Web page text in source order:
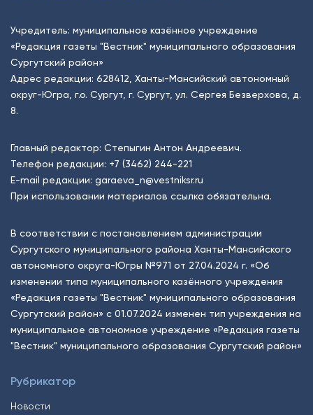
Учредитель: муниципальное казённое учреждение
«Редакция газеты "Вестник" муниципального образования
Сургутский район»
Адрес редакции: 628412, Ханты-Мансийский автономный
округ-Югра, г.о. Сургут, г. Сургут, ул. Сергея Безверхова, д.
8.
Главный редактор: Степыгин Антон Андреевич.
Телефон редакции: +7 (3462) 244-221
E-mail редакции: garaeva_n@vestniksr.ru
При использовании материалов ссылка обязательна.
В соответствии с постановлением администрации
Сургутского муниципального района Ханты-Мансийского
автономного округа-Югры №971 от 27.04.2024 г. «Об
изменении типа муниципального казённого учреждения
«Редакция газеты "Вестник" муниципального образования
Сургутский район» с 01.07.2024 изменен тип учреждения на
муниципальное автономное учреждение «Редакция газеты
"Вестник" муниципального образования Сургутский район»
Рубрикатор
Новости